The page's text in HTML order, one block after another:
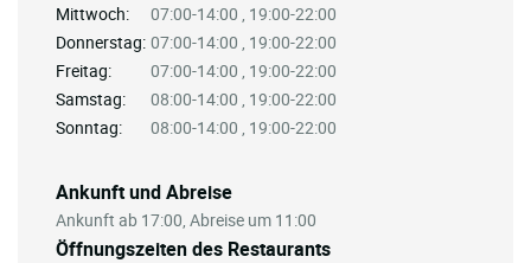
Mittwoch:
07:00-14:00 , 19:00-22:00
Donnerstag: 07:00-14:00 , 19:00-22:00
Freitag:
07:00-14:00 , 19:00-22:00
Samstag:
08:00-14:00 , 19:00-22:00
Sonntag:
08:00-14:00 , 19:00-22:00
Ankunft und Abreise
Ankunft ab 17:00, Abreise um 11:00
Öffnungszeiten des Restaurants